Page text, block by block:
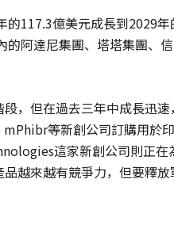
的117.3億美元成長到2029
的阿達尼集團、塔塔集團、
，但在過去三年中成長迅
等新創公司訂購用於
這家新創公司則正
越來越有競爭力，但要釋